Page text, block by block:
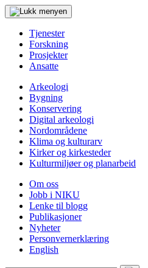
Tjenester
Forskning
Prosjekter
Ansatte
Arkeologi
Bygning
Konservering
Digital arkeologi
Nordområdene
Klima og kulturarv
Kirker og kirkesteder
Kulturmiljøer og planarbeid
Om oss
Jobb i NIKU
Lenke til blogg
Publikasjoner
Nyheter
Personvernerklæring
English